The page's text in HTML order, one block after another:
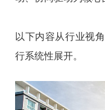
以下内容从行业视
行系统性展开。